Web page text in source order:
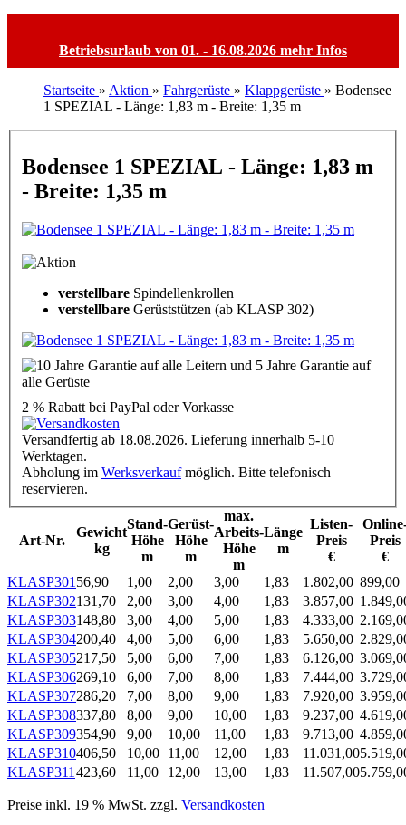
Betriebsurlaub von 01. - 16.08.2026 mehr Infos
Startseite » Aktion » Fahrgerüste » Klappgerüste » Bodensee
1 SPEZIAL - Länge: 1,83 m - Breite: 1,35 m
Bodensee 1 SPEZIAL - Länge: 1,83 m
- Breite: 1,35 m
verstellbare Spindellenkrollen
verstellbare Gerüststützen (ab KLASP 302)
2 % Rabatt bei PayPal oder Vorkasse
Versandfertig ab 18.08.2026. Lieferung innerhalb 5-10
Werktagen.
Abholung im Werksverkaufmöglich. Bitte telefonisch
reservieren.
Art-Nr.
Gewicht
kg
Stand-
Höhe
m
Gerüst-
Höhe
m
max.
Arbeits-
Höhe
m
Länge
m
Listen-
Preis
€
Preis
€
KLASP301 56,90 1,00 2,00 3,00 1,83 1.802,00 899,00
KLASP302131,70 2,00 3,00 4,00 1,83 3.857,00
KLASP303148,80 3,00 4,00 5,00 1,83 4.333,00
KLASP304200,40 4,00 5,00 6,00 1,83 5.650,00
KLASP305217,50 5,00 6,00 7,00 1,83 6.126,00
KLASP306269,10 6,00 7,00 8,00 1,83 7.444,00
KLASP307286,20 7,00 8,00 9,00 1,83 7.920,00
KLASP308337,80 8,00 9,00 10,00 1,83 9.237,00
KLASP309354,90 9,00 10,00 11,00 1,83 9.713,00
KLASP310406,50 10,00 11,00 12,00 1,83 11.031,00
KLASP311 423,60 11,00 12,00 13,00 1,83 11.507,00
Preise inkl. 19 % MwSt. zzgl. Versandkosten